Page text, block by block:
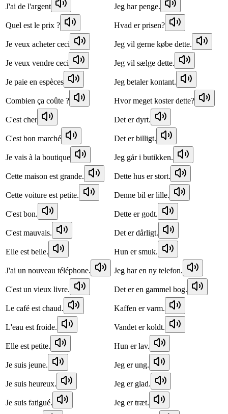
J'ai de l'argent Jeg har penge.
Quel est le prix ? Hvad er prisen?
Je veux acheter ceci Jeg vil gerne købe dette.
Je veux vendre ceci Jeg vil sælge dette.
Je paie en espèces Jeg betaler kontant.
Combien ça coûte ? Hvor meget koster dette?
C'est cher Det er dyrt.
C'est bon marché Det er billigt.
Je vais à la boutique Jeg går i butikken.
Cette maison est grande. Dette hus er stort.
Cette voiture est petite. Denne bil er lille.
C'est bon. Dette er godt.
C'est mauvais. Det er dårligt.
Elle est belle. Hun er smuk.
J'ai un nouveau téléphone. Jeg har en ny telefon.
C'est un vieux livre. Det er en gammel bog.
Le café est chaud. Kaffen er varm.
L'eau est froide. Vandet er koldt.
Elle est petite. Hun er lav.
Je suis jeune. Jeg er ung.
Je suis heureux. Jeg er glad.
Je suis fatigué. Jeg er træt.